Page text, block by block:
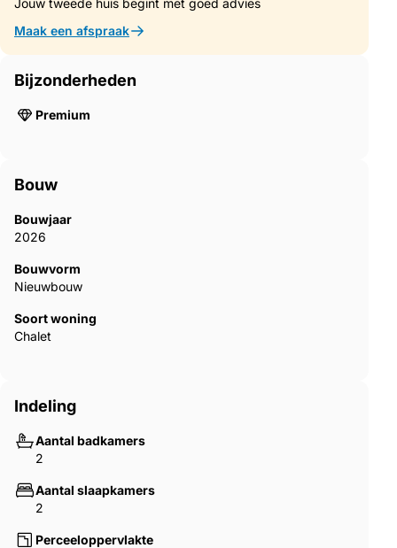
Jouw tweede huis begint met goed advies
Maak een afspraak
Bijzonderheden
Premium
Bouw
Bouwjaar
2026
Bouwvorm
Nieuwbouw
Soort woning
Chalet
Indeling
Aantal badkamers
2
Aantal slaapkamers
2
Perceeloppervlakte